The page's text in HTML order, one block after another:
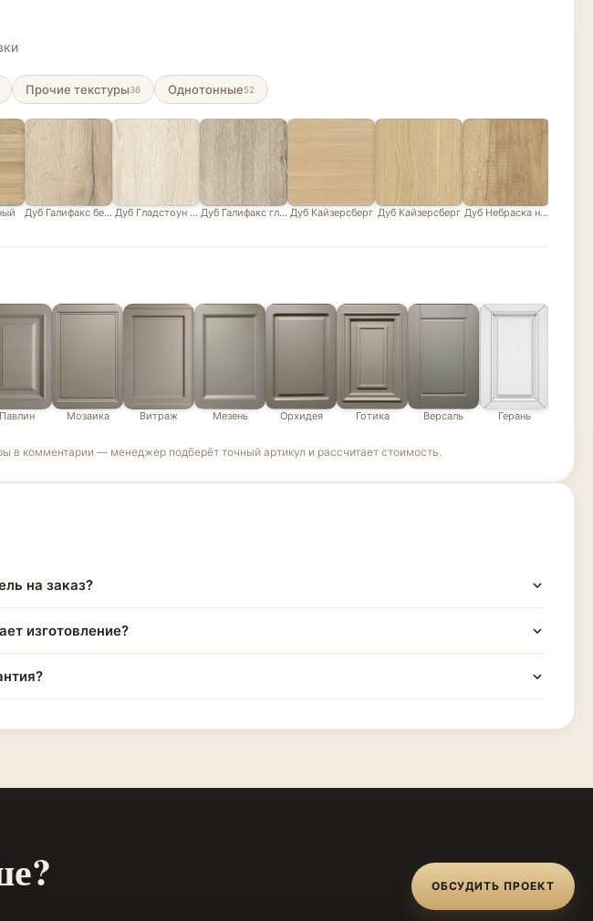
Прочие текстуры36 Однотонные52
Дуб Галифакс белыйДуб Гладстоун белыйДуб Галифакс глазурованный песочно-серый
Дуб Кайзерсберг Дуб Кайзерсберг Дуб Небраска
Павлин Мозаика Витраж Мезень Орхидея Готика Версаль Герань
комментарии — менеджер подберёт точный артикул и рассчитает стоимость.
на заказ?
изготовление?
ОБСУДИТЬ ПРОЕКТ